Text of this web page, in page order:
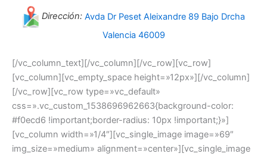
Dirección: Avda Dr Peset Aleixandre 89 Bajo Drcha
Valencia 46009
[/vc_column_text][/vc_column][/vc_row][vc_row]
[vc_column][vc_empty_space height=»12px»][/vc_column]
[/vc_row][vc_row type=»vc_default»
css=».vc_custom_1538696962663{background-color:
#f0ecd6 !important;border-radius: 10px !important;}»]
[vc_column width=»1/4″][vc_single_image image=»69″
img_size=»medium» alignment=»center»][vc_single_image